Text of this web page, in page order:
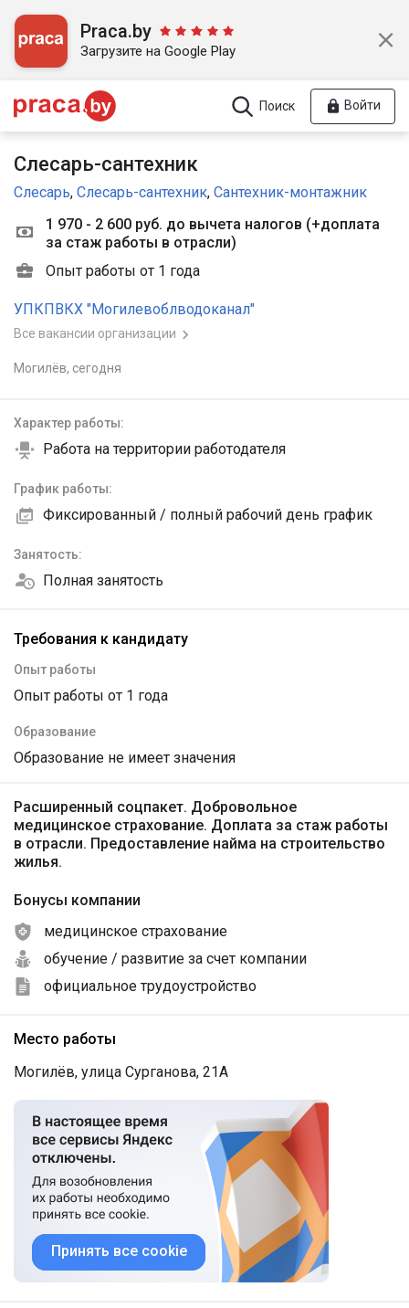
Praca.by
Загрузите на Google Play
Поиск Войти
Слесарь-сантехник
Слесарь, Слесарь-сантехник, Сантехник-монтажник
1 970 - 2 600 руб. до вычета налогов (+доплата
за стаж работы в отрасли)
Опыт работы от 1 года
УПКПВКХ "Могилевоблводоканал"
Все вакансии организации
Могилёв, сегодня
Характер работы:
Работа на территории работодателя
График работы:
Фиксированный / полный рабочий день график
Занятость:
Полная занятость
Требования к кандидату
Опыт работы
Опыт работы от 1 года
Образование
Образование не имеет значения
Расширенный соцпакет. Добровольное
медицинское страхование. Доплата за стаж работы
в отрасли. Предоставление найма на строительство
жилья.
Бонусы компании
медицинское страхование
обучение / развитие за счет компании
официальное трудоустройство
Место работы
Могилёв, улица Сурганова, 21А
Принять все cookie